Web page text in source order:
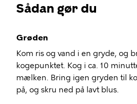
Sådan gør du
Grøden
Kom ris og vand i en gryde, og
kogepunktet. Kog i ca. 10
mælken. Bring igen gryden til
på, og skru ned på lavt blus.